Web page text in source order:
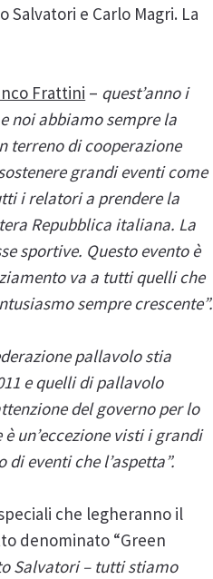
e Carlo Magri. La
Frattini – quest’anno i
noi abbiamo sempre la
terreno di cooperazione
grandi eventi come
i relatori a prendere la
Repubblica italiana. La
sportive. Questo evento è
va a tutti quelli che
sempre crescente”.
pallavolo stia
e quelli di pallavolo
del governo per lo
un’eccezione visti i grandi
eventi che l’aspetta”.
che legheranno il
denominato “Green
Salvatori – tutti stiamo